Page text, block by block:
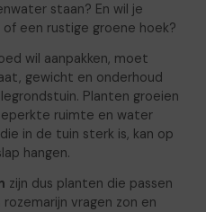
staan? En wil je
een rustige groene hoek?
wil aanpakken, moet
gewicht en onderhoud
Planten groeien
ruimte en water
in de tuin sterk is, kan op
hangen.
zijn dus planten die passen
vragen zon en